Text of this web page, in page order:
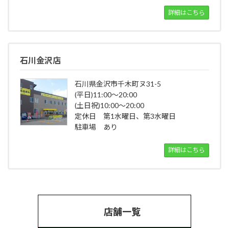
詳細はこちら
石川金沢店
石川県金沢市千木町ヌ31-5
(平日)11:00～20:00
(土日祝)10:00～20:00
定休日 第1水曜日、第3水曜日
駐車場 あり
詳細はこちら
店舗一覧